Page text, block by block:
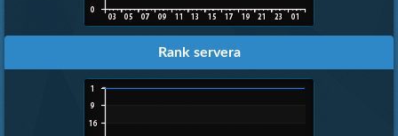
Rank servera